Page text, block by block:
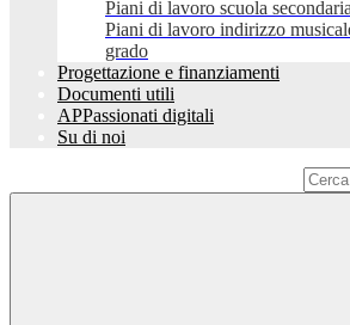
Piani di lavoro scuola
Piani di lavoro indirizzo
grado
Progettazione e finanziamenti
Documenti utili
APPassionati digitali
Su di noi